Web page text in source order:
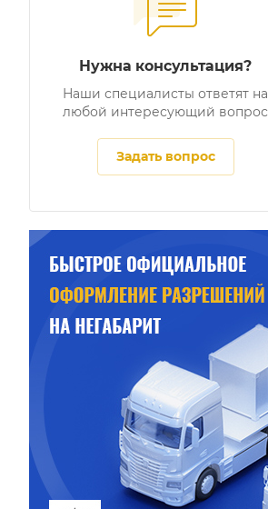
Нужна консультация?
Наши специалисты ответят на
любой интересующий вопрос
Задать вопрос